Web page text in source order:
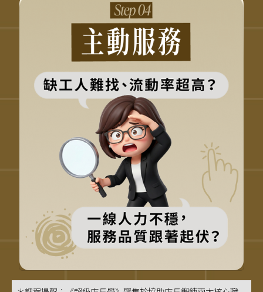
打造願意留下來的工作現
從做完就好，變主動補位
提升留任率，穩定人力
服務不靠明星，靠團隊